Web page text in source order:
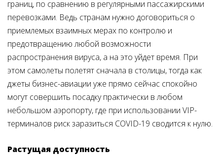
границ, по сравнению в регулярными пассажирскими
перевозками. Ведь странам нужно договориться о
приемлемых взаимных мерах по контролю и
предотвращению любой возможности
распространения вируса, а на это уйдет время. При
этом самолеты полетят сначала в столицы, тогда как
джеты бизнес-авиации уже прямо сейчас спокойно
могут совершить посадку практически в любом
небольшом аэропорту, где при использовании VIP-
терминалов риск заразиться COVID-19 сводится к нулю.
Растущая доступность